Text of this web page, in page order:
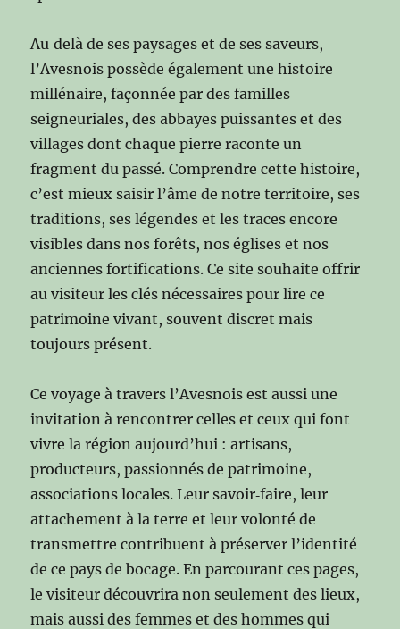
Au‑delà de ses paysages et de ses saveurs,
l’Avesnois possède également une histoire
millénaire, façonnée par des familles
seigneuriales, des abbayes puissantes et des
villages dont chaque pierre raconte un
fragment du passé. Comprendre cette histoire,
c’est mieux saisir l’âme de notre territoire, ses
traditions, ses légendes et les traces encore
visibles dans nos forêts, nos églises et nos
anciennes fortifications. Ce site souhaite offrir
au visiteur les clés nécessaires pour lire ce
patrimoine vivant, souvent discret mais
toujours présent.
Ce voyage à travers l’Avesnois est aussi une
invitation à rencontrer celles et ceux qui font
vivre la région aujourd’hui : artisans,
producteurs, passionnés de patrimoine,
associations locales. Leur savoir‑faire, leur
attachement à la terre et leur volonté de
transmettre contribuent à préserver l’identité
de ce pays de bocage. En parcourant ces pages,
le visiteur découvrira non seulement des lieux,
mais aussi des femmes et des hommes qui